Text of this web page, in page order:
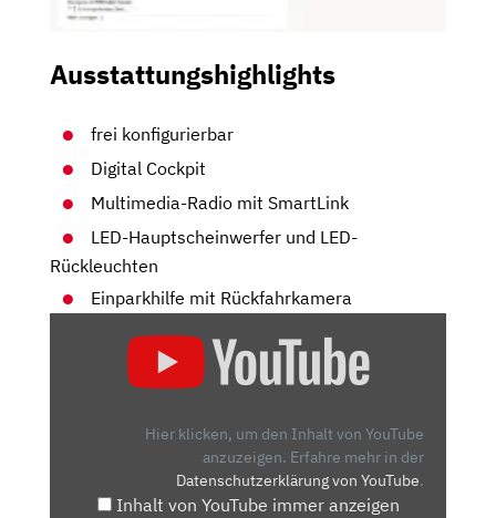
Ausstattungshighlights
frei konfigurierbar
Digital Cockpit
Multimedia-Radio mit SmartLink
LED-Hauptscheinwerfer und LED-
Rückleuchten
Einparkhilfe mit Rückfahrkamera
Hier klicken, um den Inhalt von YouTube
anzuzeigen. Erfahre mehr in der
Datenschutzerklärung von YouTube.
Inhalt von YouTube immer anzeigen